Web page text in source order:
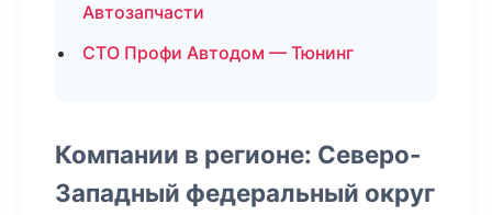
Автозапчасти
СТО Профи Автодом — Тюнинг
Компании в регионе: Северо-
Западный федеральный округ